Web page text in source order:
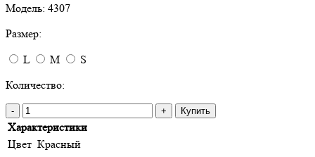
Модель: 4307
Размер:
L
M
S
Количество:
- + Купить
Характеристики
Цвет Красный